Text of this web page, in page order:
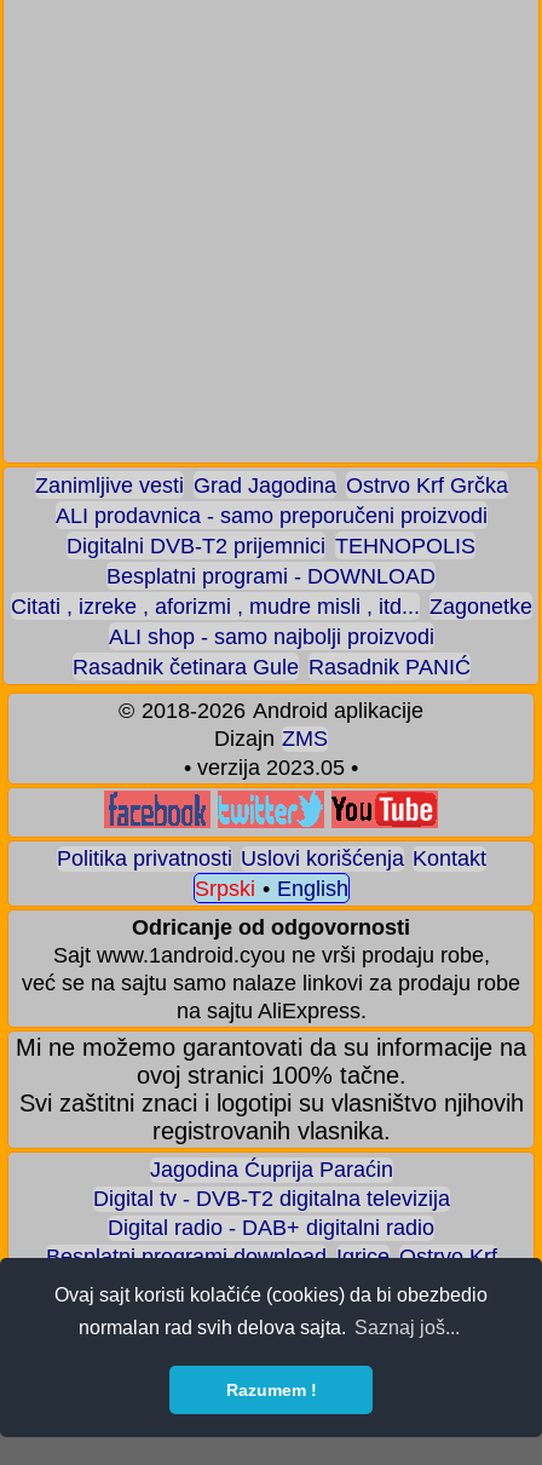
Ovaj sajt koristi kolačiće (cookies) da bi obezbedio
normalan rad svih delova sajta. Saznaj još...
Razumem !
Zanimljive vesti Grad Jagodina Ostrvo Krf Grčka
ALI prodavnica - samo preporučeni proizvodi
Digitalni DVB-T2 prijemnici TEHNOPOLIS
Besplatni programi - DOWNLOAD
Citati , izreke , aforizmi , mudre misli , itd... Zagonetke
ALI shop - samo najbolji proizvodi
Rasadnik četinara Gule Rasadnik PANIĆ
© 2018-2026 Android aplikacije
Dizajn ZMS
• verzija 2023.05 •
Politika privatnosti Uslovi korišćenja Kontakt
Srpski • English
Odricanje od odgovornosti
Sajt www.1android.cyou ne vrši prodaju robe,
već se na sajtu samo nalaze linkovi za prodaju robe
na sajtu AliExpress.
Mi ne možemo garantovati da su informacije na
ovoj stranici 100% tačne.
Svi zaštitni znaci i logotipi su vlasništvo njihovih
registrovanih vlasnika.
Jagodina Ćuprija Paraćin
Digital tv - DVB-T2 digitalna televizija
Digital radio - DAB+ digitalni radio
Besplatni programi download Igrice Ostrvo Krf
Akva park - Jagodina Zoološki vrt - Jagodina
Zaradite BITCOIN
Android igrice
Android aplikacije
Android telefoni
ALI shop - samo preporučeni proizvodi